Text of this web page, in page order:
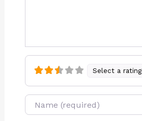
Select a rating
Name